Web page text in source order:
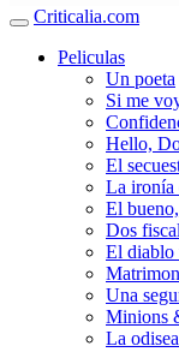
Criticalia.com
Peliculas
Un poeta
Si me
Hello,
El
La ironía
El
Dos
El diablo
Una
Minions
La